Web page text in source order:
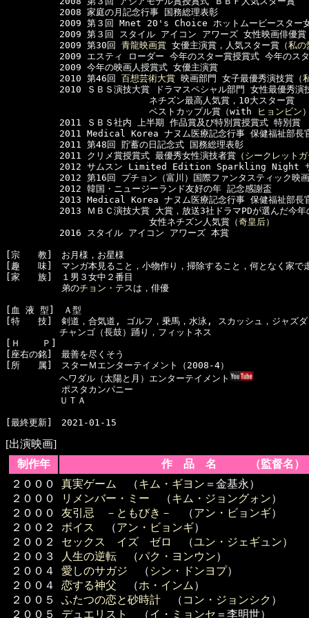
2008 家庭の月記念行事 国務総理表彰
2009 第３回 Mnet 20's Choice ホットムービースター女
2009 第３回 スタイル アイコン アワーズ 女性映画俳優賞
2009 第30回 青龍映画賞 女優主演賞，人気スター賞（私の
2009 エスティ ローダー 今年のスター賞授賞式 今年のスタ
2009 今年の映画人授賞式 女優主演賞
2010 第46回 百想芸術大賞 映画部門 女子最優秀演技賞（
2010 ＳＢＳ演技大賞 ドラマスペシャル部門 女性最優秀演
ネチズン最高人気賞，10大スター賞
ベストカップル賞（with
ヒョンビン
2011 ＳＢＳ社内 上半期 作品賞及び特別賞授賞式 特別賞
2011 Medical Korea ナヌム医療記念行事 保健福祉部長
2011 第48回 貯蓄の日記念式 国務総理表彰
2011 クリメ賞授賞式 最優秀女性演技者賞（ シークレット
2012 サムスン Limited Edition Sparkling Night サムス
2012 第16回 プチョン（富川）国際ファンタスティック映画祭
2012 韓国・ニュージーランド友好の年 記念感謝盃
2013 Medical Korea ナヌム医療記念行事 保健福祉部長
2013 ＭＢＣ演技大賞 大賞，放送3社ドラマPDが選んだ今年
女性ネチズン人気賞（奇皇后）
2016 スタイル アイコン アワーズ 本賞
[宗　　教]　お月様，お星様
[趣　　味]　マンガ本見ること，小物作り，掃除すること，何となく家で
[家　　族]　１男３女中２番目
  　　　　　弟の
チョン・テスは，俳優
[血 液 型]　Ａ型
[特　　技]　剣道，合気道, ゴルフ，乗馬，水泳, スカッシュ，ジャズダ
チャンゴ（長鼓）踊り，フィットネス
[Ｈ    Ｐ]
[座右の銘]　最善を尽くそう
[所　　属]　スターＭエンターテイメント（2008-4）
ヘワダル（太陽と月）エンターテイメント
  　　　　　ポスタカンパニー
ＵＴＡ
[出演映画]
制作年
作 品 名 （監督名）
２０００
２０００
２０００
２００２
２００２
２００３
２００４
２００４
２００５
２００５
真実ゲーム （キム・ギヨン ＝金基永）
リメンバー・ミー （キム・ジョングォン）
友引忌 －ともびき－
（アン・ビョンギ）
ボイス
（アン・ビョンギ）
セックス イズ ゼロ
（ユン・ジェギュン）
人生の逆転 （パク・ヨンウン）
愛しのサガジ （ シン・ドンヨプ）
恋する神父 （ホ・インム ）
ふたつの恋と砂時計 （ コン・ジョンシク ）
デュエリスト
（イ・ミョンセ ＝李明世）